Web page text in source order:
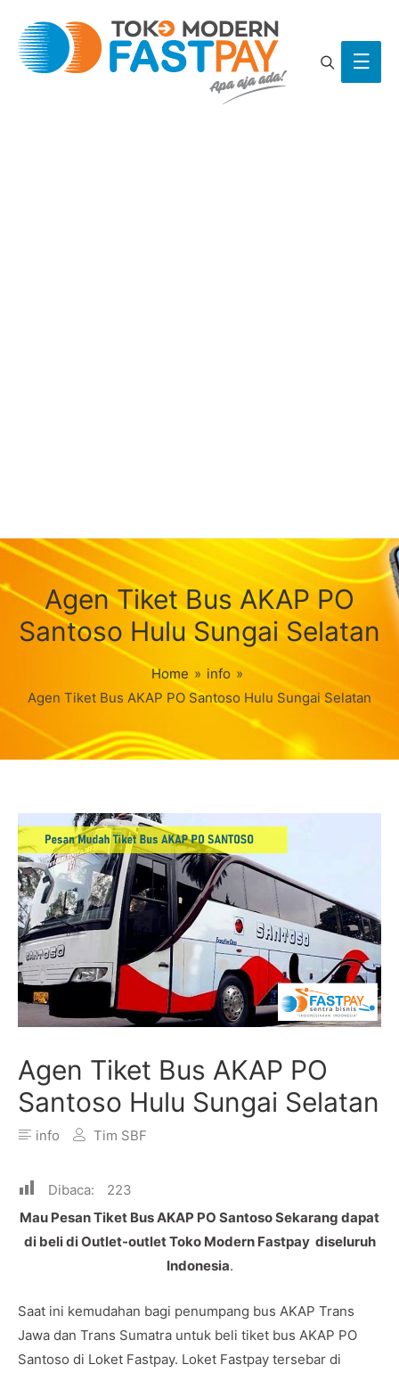
Main
Search
Agen Tiket Bus AKAP PO
Santoso Hulu Sungai Selatan
Home » info »
Agen Tiket Bus AKAP PO Santoso Hulu Sungai Selatan
Agen Tiket Bus AKAP PO
Santoso Hulu Sungai Selatan
info Tim SBF
Dibaca:
223
Mau Pesan Tiket Bus AKAP PO Santoso Sekarang dapat
di beli di Outlet-outlet Toko Modern Fastpay diseluruh
Indonesia.
Saat ini kemudahan bagi penumpang bus AKAP Trans
Jawa dan Trans Sumatra untuk beli tiket bus AKAP PO
Santoso di Loket Fastpay. Loket Fastpay tersebar di